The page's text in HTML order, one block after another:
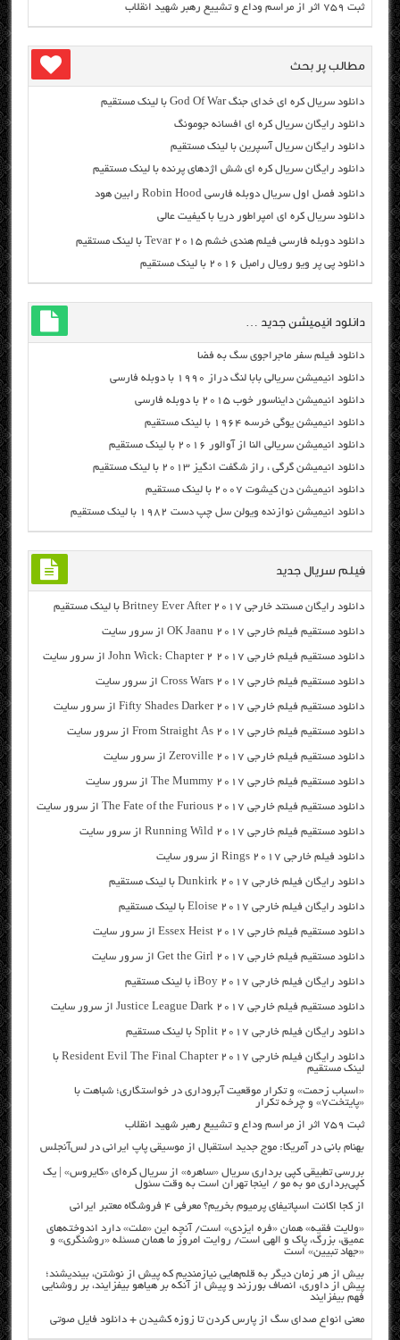
ثبت ۷۵۹ اثر از مراسم وداع و تشییع رهبر شهید انقلاب
مطالب پر بحث
دانلود سریال کره ای خدای جنگ God Of War با لینک مستقیم
دانلود رایگان سریال کره ای افسانه جومونگ
دانلود رایگان سریال آسپرین با لینک مستقیم
دانلود رایگان سریال کره ای شش اژدهای پرنده با لینک مستقیم
دانلود فصل اول سریال دوبله فارسی Robin Hood رابین هود
دانلود سریال کره ای امپراطور دریا با کیفیت عالی
دانلود دوبله فارسی فیلم هندی خشم Tevar ۲۰۱۵ با لینک مستقیم
دانلود پی پر ویو رویال رامبل ۲۰۱۶ با لینک مستقیم
دانلود انیمیشن جدید …
دانلود فیلم سفر ماجراجوی سگ به فضا
دانلود انیمیشن سریالی بابا لنگ دراز ۱۹۹۰ با دوبله فارسی
دانلود انیمیشن دایناسور خوب ۲۰۱۵ با دوبله فارسی
دانلود انیمیشن یوگی خرسه ۱۹۶۴ با لینک مستقیم
دانلود انیمیشن سریالی النا از آوالور ۲۰۱۶ با لینک مستقیم
دانلود انیمیشن گرگی ، راز شگفت انگیز ۲۰۱۳ با لینک مستقیم
دانلود انیمیشن دن کیشوت ۲۰۰۷ با لینک مستقیم
دانلود انیمیشن نوازنده ویولن سل چپ دست ۱۹۸۲ با لینک مستقیم
فیلم سریال جدید
دانلود رایگان مسنتد خارجی Britney Ever After 2017 با لینک مستقیم
دانلود مستقیم فیلم خارجی OK Jaanu 2017 از سرور سایت
دانلود مستقیم فیلم خارجی John Wick: Chapter 2 2017 از سرور سایت
دانلود مستقیم فیلم خارجی Cross Wars 2017 از سرور سایت
دانلود مستقیم فیلم خارجی Fifty Shades Darker 2017 از سرور سایت
دانلود مستقیم فیلم خارجی From Straight As 2017 از سرور سایت
دانلود مستقیم فیلم خارجی Zeroville 2017 از سرور سایت
دانلود مستقیم فیلم خارجی The Mummy 2017 از سرور سایت
دانلود مستقیم فیلم خارجی The Fate of the Furious 2017 از سرور سایت
دانلود مستقیم فیلم خارجی Running Wild 2017 از سرور سایت
دانلود فیلم خارجی Rings 2017 از سرور سایت
دانلود رایگان فیلم خارجی Dunkirk 2017 با لینک مستقیم
دانلود رایگان فیلم خارجی Eloise 2017 با لینک مستقیم
دانلود مستقیم فیلم خارجی Essex Heist 2017 از سرور سایت
دانلود مستقیم فیلم خارجی Get the Girl 2017 از سرور سایت
دانلود رایگان فیلم خارجی iBoy 2017 با لینک مستقیم
دانلود مستقیم فیلم خارجی Justice League Dark 2017 از سرور سایت
دانلود رایگان فیلم خارجی Split 2017 با لینک مستقیم
دانلود رایگان فیلم خارجی Resident Evil The Final Chapter 2017 با
لینک مستقیم
«اسباب زحمت» و تکرار موقعیت آبروداری در خواستگاری؛ شباهت با
«پایتخت۷» و چرخه تکرار
ثبت ۷۵۹ اثر از مراسم وداع و تشییع رهبر شهید انقلاب
بهنام بانی در آمریکا: موج جدید استقبال از موسیقی پاپ ایرانی در لس‌آنجلس
بررسی تطبیقی کپی برداری سریال «ساهره» از سریال کره‌ای «کایروس» | یک
کپی‌برداری مو به مو / اینجا تهران است به وقت سئول
از کجا اکانت اسپاتیفای پرمیوم بخریم؟ معرفی ۴ فروشگاه معتبر ایرانی
«ولایت فقیه» همان «فره ایزدی» است/ آنچه این «ملت» دارد اندوخته‌های
عمیق، بزرگ، پاک و الهی است/ روایت امروز ما همان مسئله «روشنگری» و
«جهاد تبیین» است
بیش از هر زمان دیگر به قلم‌هایی نیازمندیم که پیش از نوشتن، بیندیشند؛
پیش از داوری، انصاف بورزند و پیش از آنکه بر هیاهو بیفزایند، بر روشنایی
فهم بیفزایند
معنی انواع صدای سگ از پارس کردن تا زوزه کشیدن + دانلود فایل صوتی